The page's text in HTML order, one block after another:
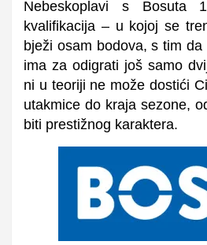
Nebeskoplavi s Bosuta
kvalifikacija – u kojoj se
bježi osam bodova, s tim
ima za odigrati još samo
ni u teoriji ne može dostići
utakmice do kraja sezone,
biti prestižnog karaktera.